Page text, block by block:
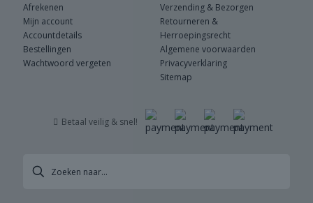
Afrekenen
Mijn account
Accountdetails
Bestellingen
Wachtwoord vergeten
Verzending & Bezorgen
Retourneren &
Herroepingsrecht
Algemene voorwaarden
Privacyverklaring
Sitemap
Betaal veilig & snel!